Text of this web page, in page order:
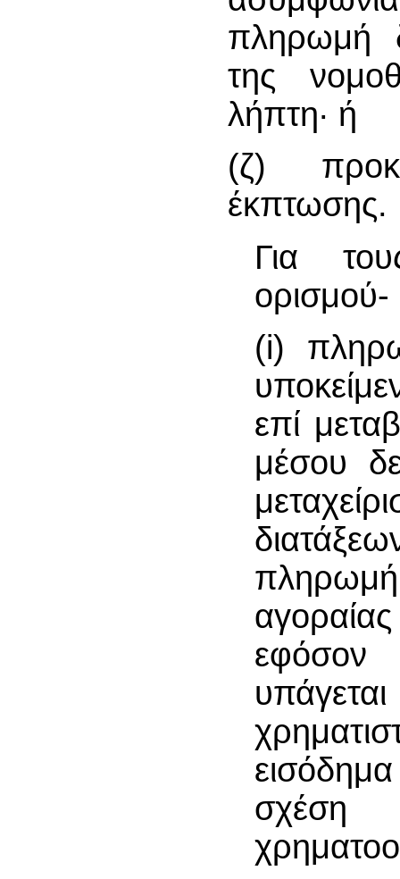
πληρωμή
της
λήπτη· ή
(ζ)
έκπτωσης.
Για
ορισμού-
(i)
επί
μέσου
πληρωμή
εφόσον
σχέση